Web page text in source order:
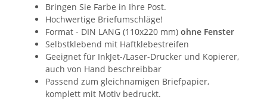
Bringen Sie Farbe in Ihre Post.
Hochwertige Briefumschläge!
Format - DIN LANG (110x220 mm) ohne Fenster
Selbstklebend mit Haftklebestreifen
Geeignet für InkJet-/Laser-Drucker und Kopierer,
auch von Hand beschreibbar
Passend zum gleichnamigen Briefpapier,
komplett mit Motiv bedruckt.